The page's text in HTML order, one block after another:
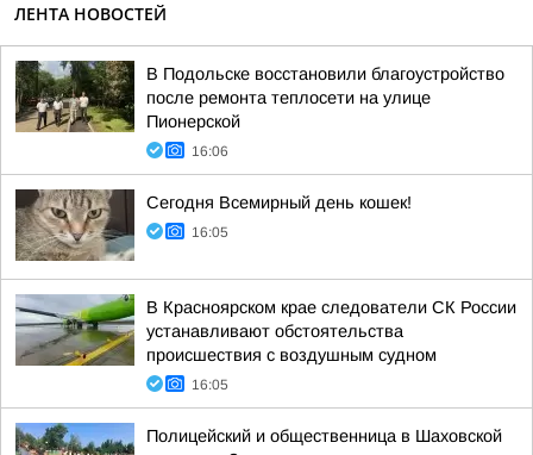
ЛЕНТА НОВОСТЕЙ
В Подольске восстановили благоустройство
после ремонта теплосети на улице
Пионерской
16:06
Сегодня Всемирный день кошек!
16:05
В Красноярском крае следователи СК России
устанавливают обстоятельства
происшествия с воздушным судном
16:05
Полицейский и общественница в Шаховской